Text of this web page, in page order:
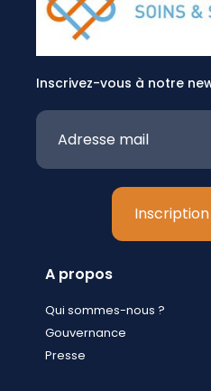
Inscrivez-vous à notre
A propos
Qui sommes-nous ?
Gouvernance
Presse